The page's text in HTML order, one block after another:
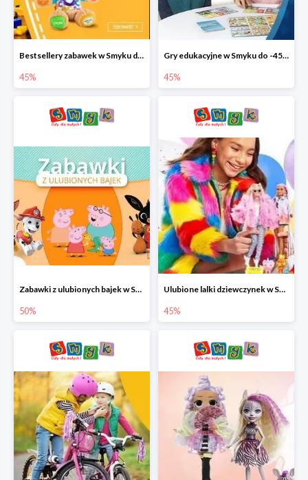
Bestsellery zabawek w Smyku do -45%
45%
Gry edukacyjne w Smyku do -45%
45%
Zabawki z ulubionych bajek w Smyku do -50%
50%
Ulubione lalki dziewczynek w Smyku do -45%
45%